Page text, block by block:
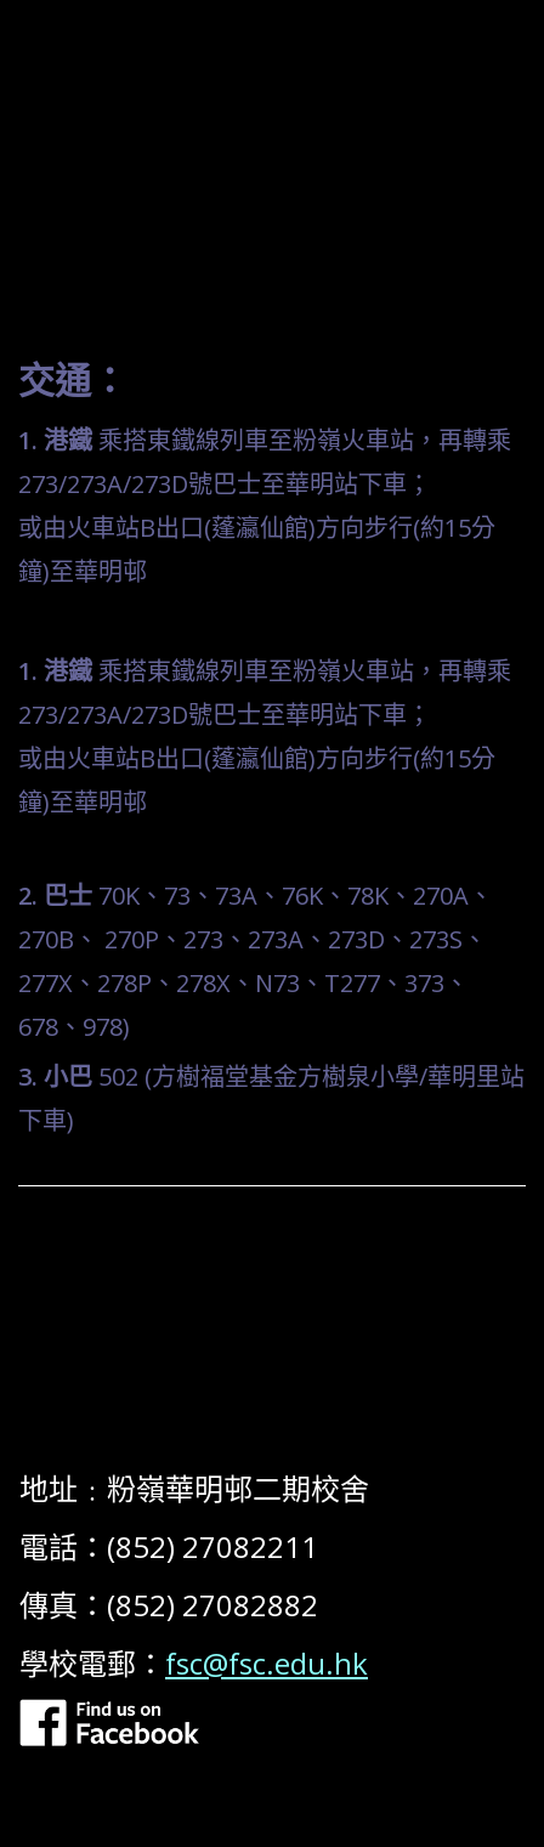
交通：
1. 港鐵乘搭東鐵線列車至粉嶺火車站，再轉乘
273/273A/273D號巴士至華明站下車；
或由火車站B出口(蓬瀛仙館)方向步行(約15分
鐘)至華明邨
1. 港鐵乘搭東鐵線列車至粉嶺火車站，再轉乘
273/273A/273D號巴士至華明站下車；
或由火車站B出口(蓬瀛仙館)方向步行(約15分
鐘)至華明邨
2. 巴士 70K、73、73A、76K 、 78K 、 270A、
270B 、 270P、273、273A、273D、273S 、
277X、 278P 、 278X、N73、T277 、 373 、
678 、 978)
3. 小巴 502 (方樹福堂基金方樹泉小學/華明里站
下車)
地址﹕粉嶺華明邨二期校舍
電話：(852) 27082211
傳真：(852) 27082882
學校電郵： fsc@fsc.edu.hk